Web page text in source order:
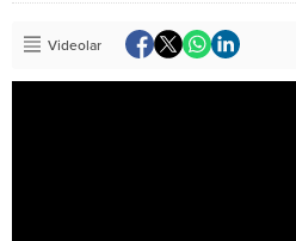
Videolar